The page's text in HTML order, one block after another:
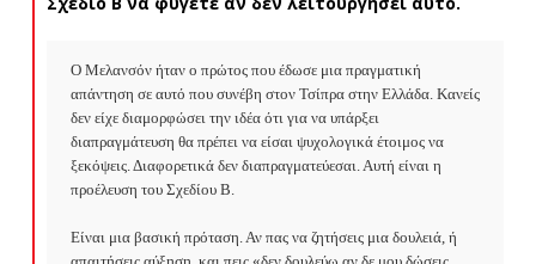
Ο Μελανσόν ήταν ο πρώτος που έδωσε μια πραγματική
απάντηση σε αυτό που συνέβη στον Τσίπρα στην Ελλάδα. Κανείς
δεν είχε διαμορφώσει την ιδέα ότι για να υπάρξει
διαπραγμάτευση θα πρέπει να είσαι ψυχολογικά έτοιμος να
ξεκόψεις. Διαφορετικά δεν διαπραγματεύεσαι. Αυτή είναι η
προέλευση του Σχεδίου Β.
Είναι μια βασική πρόταση. Αν πας να ζητήσεις μια δουλειά, ή